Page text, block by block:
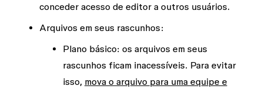
conceder acesso de editora outros usuários.
Arquivos em seus rascunhos:
Plano básico: os arquivos em seus
rascunhos ficam inacessíveis. Para evitar
isso, mova o arquivo para uma equipe e